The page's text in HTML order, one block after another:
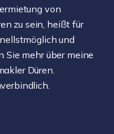
von
zu sein, heißt für
und
Sie mehr über meine
Düren.